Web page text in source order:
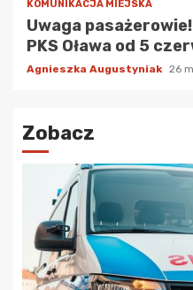
KOMUNIKACJA MIEJSKA
Uwaga
PKS Oława od 5
Agnieszka Augustyniak 26
Zobacz